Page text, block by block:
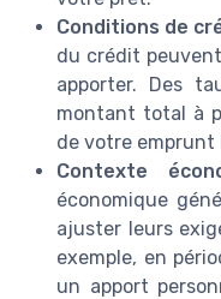
Conditions de
du crédit
apporter. Des
montant total à
de votre emprunt
Contexte
économique
ajuster leurs
exemple, en
un apport